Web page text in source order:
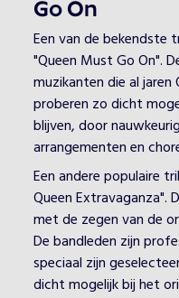
Go On
Een van de bekendste
"Queen Must Go On".
muzikanten die al jaren
proberen zo dicht
blijven, door
arrangementen en
Een andere populaire
Queen Extravaganza".
met de zegen van de
De bandleden zijn
speciaal zijn
dicht mogelijk bij het